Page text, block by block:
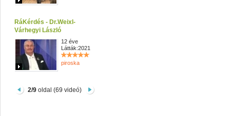
RáKérdés - Dr.Weixl-
Várhegyi László
12 éve
Látták:2021
piroska
2/9oldal (69 videó)